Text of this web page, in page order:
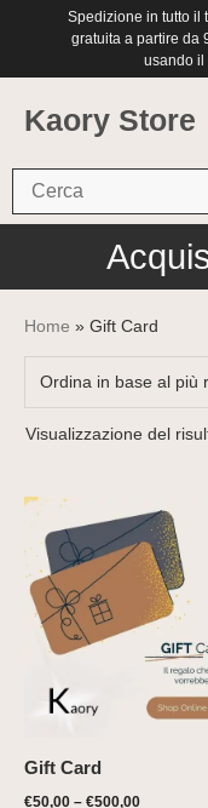
Spedizione in tutto il
gratuita a partire da
usando il
Kaory Store
Home » Gift Card
Visualizzazione del
Gift Card
€50,00 – €500,00